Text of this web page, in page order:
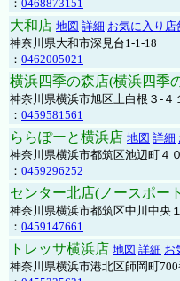
： 0468873151
大和店 地図 詳細 お気に入り店
神奈川県大和市深見台1-1-18
： 0462005021
横浜四季の森店(横浜四季
神奈川県横浜市旭区上白根３-４
： 0459581561
ららぽーと横浜店 地図 詳細
神奈川県横浜市都筑区池辺町４
： 0459296252
センター北店(ノースポー
神奈川県横浜市都筑区中川中央
： 0459147661
トレッサ横浜店 地図 詳細 お
神奈川県横浜市港北区師岡町